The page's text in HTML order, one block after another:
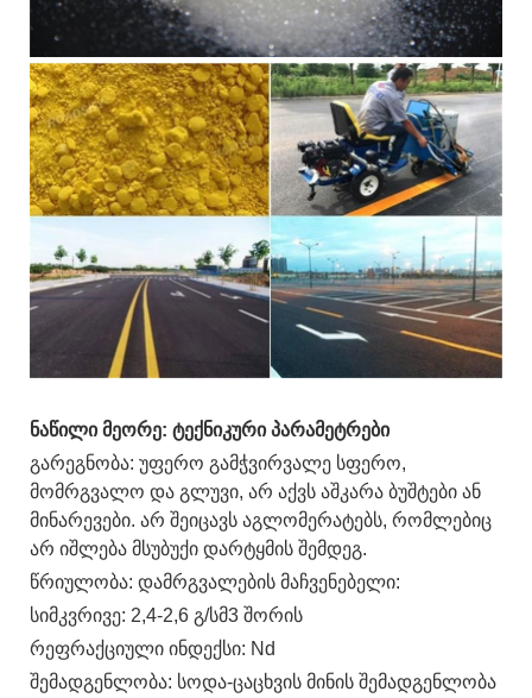
ნაწილი მეორე: ტექნიკური პარამეტრები
გარეგნობა: უფერო გამჭვირვალე სფერო,
მომრგვალო და გლუვი, არ აქვს აშკარა ბუშტები ან
მინარევები. არ შეიცავს აგლომერატებს, რომლებიც
არ იშლება მსუბუქი დარტყმის შემდეგ.
წრიულობა: დამრგვალების მაჩვენებელი:
სიმკვრივე: 2,4-2,6 გ/სმ3 შორის
რეფრაქციული ინდექსი: Nd
შემადგენლობა: სოდა-ცაცხვის მინის შემადგენლობა